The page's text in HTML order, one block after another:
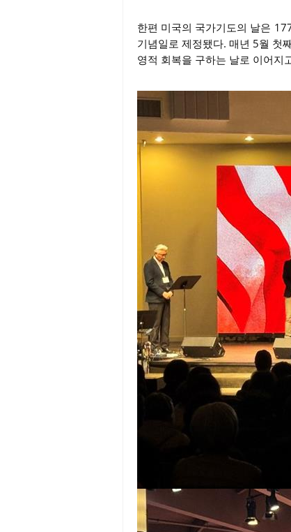
한편 미국의 국가기도의 날은
기념일로 제정됐다. 매년 5월 첫
영적 회복을 구하는 날로 이어지